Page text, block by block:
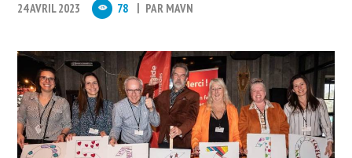
24 AVRIL 2023 78 PAR MAVN